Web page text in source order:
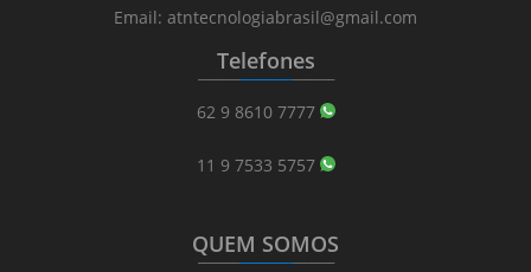
Email: atntecnologiabrasil@gmail.com
Telefones
_______________________
62 9 8610 7777
11 9 7533 5757
QUEM SOMOS
_______________________